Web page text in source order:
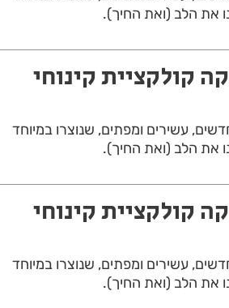
את הלב (ואת החיך).
קולקציית קינוחי
עשירים ומפתים, שנוצרו במיוחד
את הלב (ואת החיך).
קולקציית קינוחי
עשירים ומפתים, שנוצרו במיוחד
את הלב (ואת החיך).